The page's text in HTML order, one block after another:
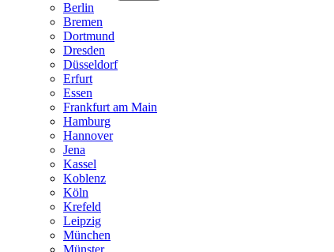
Berlin
Bremen
Dortmund
Dresden
Düsseldorf
Erfurt
Essen
Frankfurt am Main
Hamburg
Hannover
Jena
Kassel
Koblenz
Köln
Krefeld
Leipzig
München
Münster